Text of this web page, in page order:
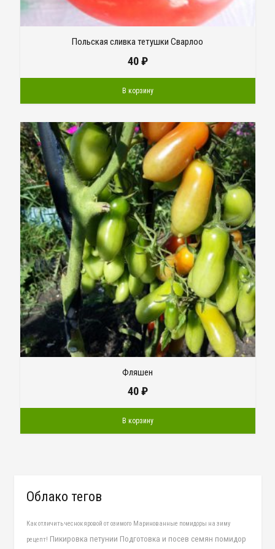
Польская сливка тетушки Сварлоо
40₽
В корзину
Фляшен
40₽
В корзину
Облако тегов
Как отличить чеснок яровой от озимого Маринованные помидоры на зиму
рецепт! Пикировка петунии Подготовка и посев семян помидор